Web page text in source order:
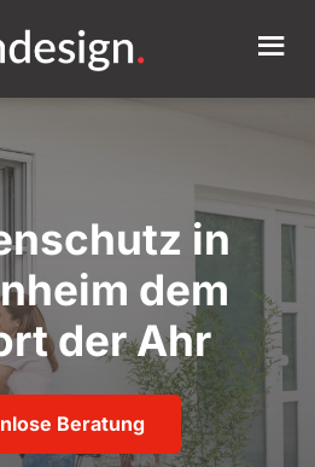
in
dem
der Ahr
Beratung